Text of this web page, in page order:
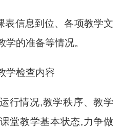
表信息到位、各项教学文
的准备等情况。
学检查内容
行情况,教学秩序、教学
堂教学基本状态,力争做